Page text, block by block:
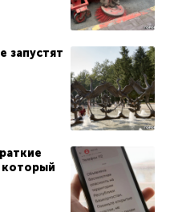
запустят
который